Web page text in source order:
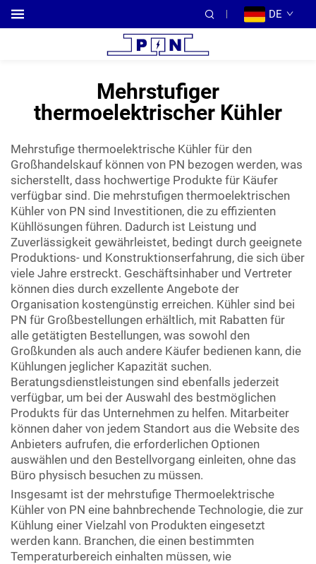
DE
Mehrstufiger
thermoelektrischer Kühler
Mehrstufige thermoelektrische Kühler für den
Großhandelskauf können von PN bezogen werden, was
sicherstellt, dass hochwertige Produkte für Käufer
verfügbar sind. Die mehrstufigen thermoelektrischen
Kühler von PN sind Investitionen, die zu effizienten
Kühllösungen führen. Dadurch ist Leistung und
Zuverlässigkeit gewährleistet, bedingt durch geeignete
Produktions- und Konstruktionserfahrung, die sich über
viele Jahre erstreckt. Geschäftsinhaber und Vertreter
können dies durch exzellente Angebote der
Organisation kostengünstig erreichen. Kühler sind bei
PN für Großbestellungen erhältlich, mit Rabatten für
alle getätigten Bestellungen, was sowohl den
Großkunden als auch andere Käufer bedienen kann, die
Kühlungen jeglicher Kapazität suchen.
Beratungsdienstleistungen sind ebenfalls jederzeit
verfügbar, um bei der Auswahl des bestmöglichen
Produkts für das Unternehmen zu helfen. Mitarbeiter
können daher von jedem Standort aus die Website des
Anbieters aufrufen, die erforderlichen Optionen
auswählen und den Bestellvorgang einleiten, ohne das
Büro physisch besuchen zu müssen.
Insgesamt ist der mehrstufige Thermoelektrische
Kühler von PN eine bahnbrechende Technologie, die zur
Kühlung einer Vielzahl von Produkten eingesetzt
werden kann. Branchen, die einen bestimmten
Temperaturbereich einhalten müssen, wie